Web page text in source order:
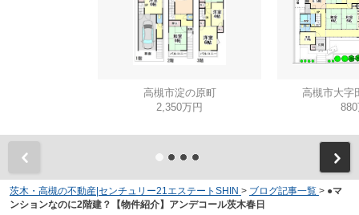
高槻市淀の原町
2,350万円
高槻市大字
茨木・高槻の不動産|センチュリー21エステートSHIN > ブログ記事一覧 > ●マ
ンションなのに2階建？【物件紹介】アンデコール茨木春日